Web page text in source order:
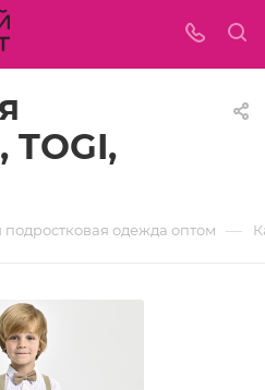
TOGI,
одежда оптом —